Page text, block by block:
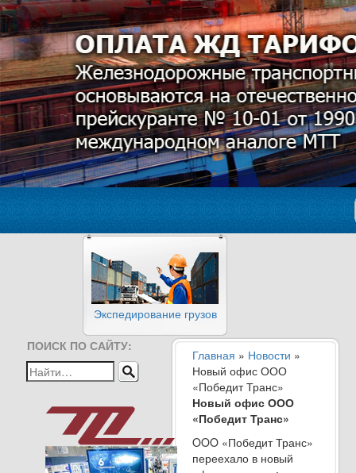
Экспедирование грузов
ПОИСК ПО САЙТУ:
Главная » Новости »
Новый офис ООО
«Победит Транс»
Новый офис ООО
«Победит Транс»
OOO «Победит Транс»
переехало в новый